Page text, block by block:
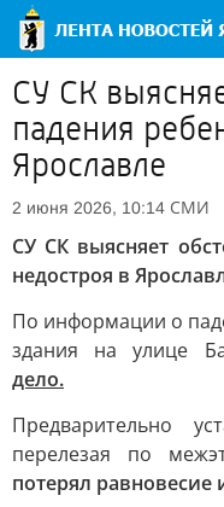
СУ СК
падения
Ярославле
2 июня 2026, 10:14 СМИ
СУ СК выясняет
недостроя в
По информации о
здания на улице
дело.
Предварительно
перелезая по
потерял равновесие